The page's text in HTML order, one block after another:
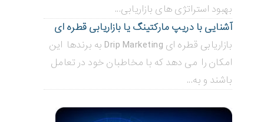
بهبود استراتژی های بازاریابی...
آشنایی با دریپ مارکتینگ یا بازاریابی قطره ای
بازاریابی قطره ای Drip Marketing به برندها این
امکان را می دهد که با مخاطبان خود در تعامل
باشند و به...